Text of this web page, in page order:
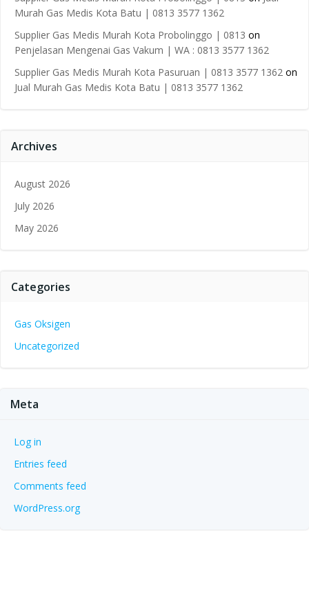
Murah Gas Medis Kota Batu | 0813 3577 1362
Supplier Gas Medis Murah Kota Probolinggo | 0813 on
Penjelasan Mengenai Gas Vakum | WA : 0813 3577 1362
Supplier Gas Medis Murah Kota Pasuruan | 0813 3577 1362 on
Jual Murah Gas Medis Kota Batu | 0813 3577 1362
Archives
August 2026
July 2026
May 2026
Categories
Gas Oksigen
Uncategorized
Meta
Log in
Entries feed
Comments feed
WordPress.org